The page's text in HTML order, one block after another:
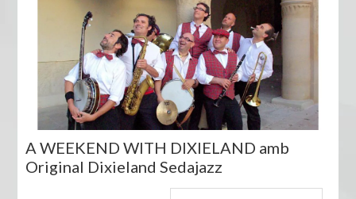
A WEEKEND WITH DIXIELAND amb
Original Dixieland Sedajazz